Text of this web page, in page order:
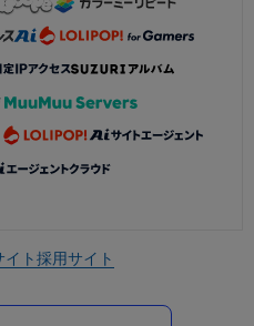
イト採用サイト